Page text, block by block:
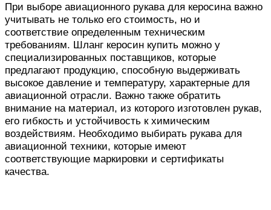
При выборе авиационного рукава для керосина важно
учитывать не только его стоимость, но и
соответствие определенным техническим
требованиям. Шланг керосин купить можно у
специализированных поставщиков, которые
предлагают продукцию, способную выдерживать
высокое давление и температуру, характерные для
авиационной отрасли. Важно также обратить
внимание на материал, из которого изготовлен рукав,
его гибкость и устойчивость к химическим
воздействиям. Необходимо выбирать рукава для
авиационной техники, которые имеют
соответствующие маркировки и сертификаты
качества.